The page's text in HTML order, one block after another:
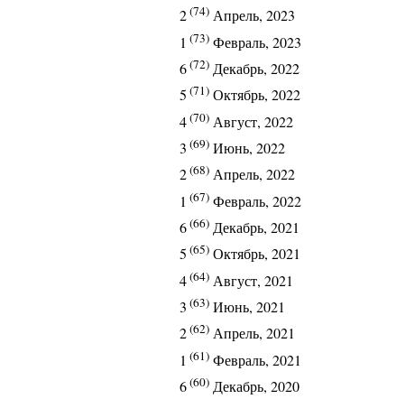
2(74) Апрель, 2023
1 (73) Февраль, 2023
6(72) Декабрь, 2022
5 (71) Октябрь, 2022
4(70) Август, 2022
3 (69) Июнь, 2022
2(68) Апрель, 2022
1 (67) Февраль, 2022
6(66) Декабрь, 2021
5 (65) Октябрь, 2021
4(64) Август, 2021
3 (63) Июнь, 2021
2(62) Апрель, 2021
1 (61) Февраль, 2021
6(60) Декабрь, 2020